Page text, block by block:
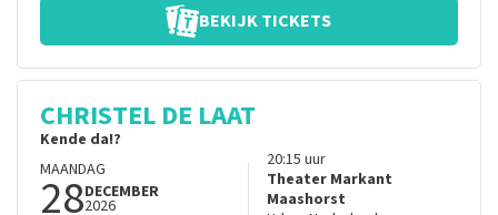
BEKIJK TICKETS
CHRISTEL DE LAAT
Kende da!?
MAANDAG
28DECEMBER
2026
20:15 uur
Theater Markant
Maashorst